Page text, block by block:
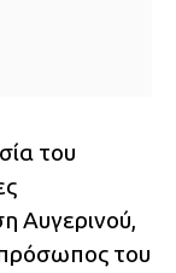
του
Αυγερινού,
του